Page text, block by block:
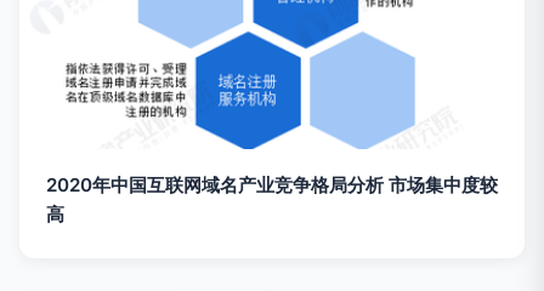
2020年中国互联网域名产业竞争格局分析 市场集中度较
高